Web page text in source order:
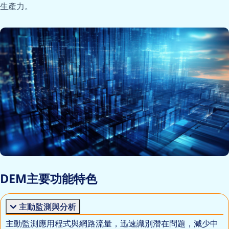
生產力。
DEM主要功能特色
主動監測與分析
主動監測應用程式與網路流量，迅速識別潛在問題，減少中